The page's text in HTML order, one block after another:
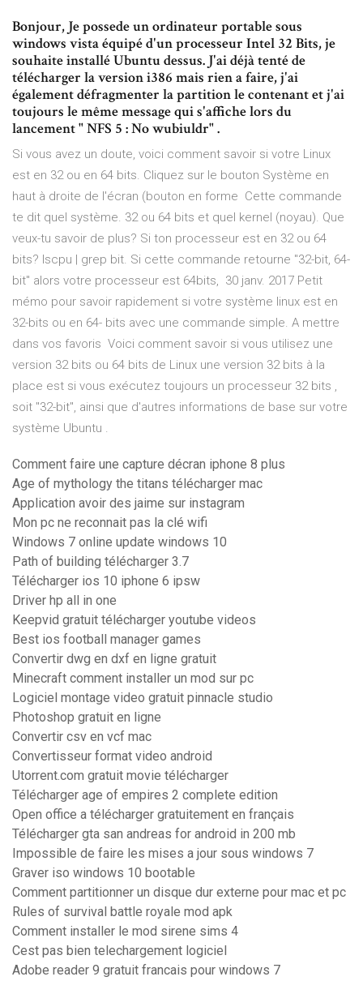
Bonjour, Je possede un ordinateur portable sous
windows vista équipé d'un processeur Intel 32 Bits, je
souhaite installé Ubuntu dessus. J'ai déjà tenté de
télécharger la version i386 mais rien a faire, j'ai
également défragmenter la partition le contenant et j'ai
toujours le même message qui s'affiche lors du
lancement " NFS 5 : No wubiuldr" .
Si vous avez un doute, voici comment savoir si votre Linux
est en 32 ou en 64 bits. Cliquez sur le bouton Système en
haut à droite de l'écran (bouton en forme Cette commande
te dit quel système. 32 ou 64 bits et quel kernel (noyau). Que
veux-tu savoir de plus? Si ton processeur est en 32 ou 64
bits? lscpu | grep bit. Si cette commande retourne "32-bit, 64-
bit" alors votre processeur est 64bits, 30 janv. 2017 Petit
mémo pour savoir rapidement si votre système linux est en
32-bits ou en 64- bits avec une commande simple. A mettre
dans vos favoris Voici comment savoir si vous utilisez une
version 32 bits ou 64 bits de Linux une version 32 bits à la
place est si vous exécutez toujours un processeur 32 bits ,
soit "32-bit", ainsi que d'autres informations de base sur votre
système Ubuntu .
Comment faire une capture décran iphone 8 plus
Age of mythology the titans télécharger mac
Application avoir des jaime sur instagram
Mon pc ne reconnait pas la clé wifi
Windows 7 online update windows 10
Path of building télécharger 3.7
Télécharger ios 10 iphone 6 ipsw
Driver hp all in one
Keepvid gratuit télécharger youtube videos
Best ios football manager games
Convertir dwg en dxf en ligne gratuit
Minecraft comment installer un mod sur pc
Logiciel montage video gratuit pinnacle studio
Photoshop gratuit en ligne
Convertir csv en vcf mac
Convertisseur format video android
Utorrent.com gratuit movie télécharger
Télécharger age of empires 2 complete edition
Open office a télécharger gratuitement en français
Télécharger gta san andreas for android in 200 mb
Impossible de faire les mises a jour sous windows 7
Graver iso windows 10 bootable
Comment partitionner un disque dur externe pour mac et pc
Rules of survival battle royale mod apk
Comment installer le mod sirene sims 4
Cest pas bien telechargement logiciel
Adobe reader 9 gratuit francais pour windows 7